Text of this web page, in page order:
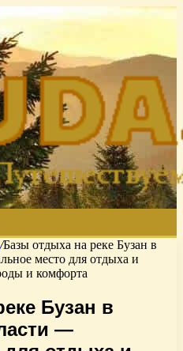
/Базы отдыха на реке Бузан в
место для отдыха и
и комфорта
Бузан в
—